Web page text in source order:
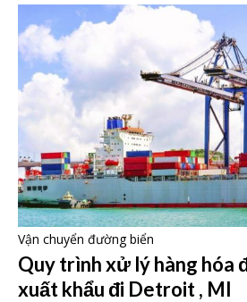
Vận chuyển đường biển
Quy trình xử lý hàng hóa
xuất khẩu đi Detroit , MI